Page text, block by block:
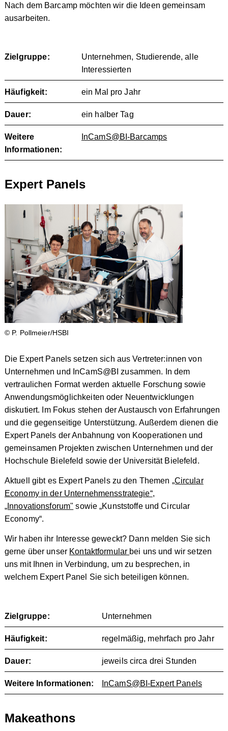
Nach dem Barcamp möchten wir die Ideen gemeinsam
ausarbeiten.
Zielgruppe:
Unternehmen, Studierende, alle
Interessierten
Häufigkeit: ein Mal pro Jahr
Dauer: ein halber Tag
Weitere
Informationen:
InCamS@BI-Barcamps
Expert Panels
© P. Pollmeier/HSBI
Die Expert Panels setzen sich aus Vertreter:innen von
Unternehmen und InCamS@BI zusammen. In dem
vertraulichen Format werden aktuelle Forschung sowie
Anwendungsmöglichkeiten oder Neuentwicklungen
diskutiert. Im Fokus stehen der Austausch von Erfahrungen
und die gegenseitige Unterstützung. Außerdem dienen die
Expert Panels der Anbahnung von Kooperationen und
gemeinsamen Projekten zwischen Unternehmen und der
Hochschule Bielefeld sowie der Universität Bielefeld.
Aktuell gibt es Expert Panels zu den Themen „Circular
Economy in der Unternehmensstrategie“,
„Innovationsforum" sowie „Kunststoffe und Circular
Economy“.
Wir haben ihr Interesse geweckt? Dann melden Sie sich
gerne über unser Kontaktformular bei uns und wir setzen
uns mit Ihnen in Verbindung, um zu besprechen, in
welchem Expert Panel Sie sich beteiligen können.
Zielgruppe: Unternehmen
Häufigkeit: regelmäßig, mehrfach pro Jahr
Dauer: jeweils circa drei Stunden
Weitere Informationen: InCamS@BI-Expert Panels
Makeathons